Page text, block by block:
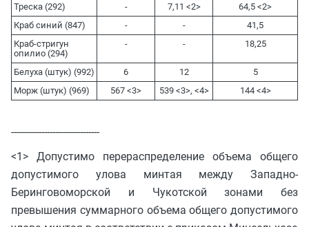
Треска (292) - 7,11 <2>
64,5 <2>
Краб синий (847)
- -
41,5
Краб-стригун
опилио (294)
- - 18,25
Белуха (штук) (992) 6 12
5
Морж (штук) (969)
567 <3> 539 <3>, <4> 144 <4>
--------------------------------
<1> Допустимо перераспределение объема общего
допустимого улова минтая между Западно-
Беринговоморской и Чукотской зонами без
превышения суммарного объема общего допустимого